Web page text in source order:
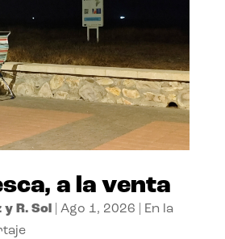
a la venta
y R. Sol| Ago 1, 2026
En la